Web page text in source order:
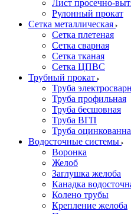
Лист просечно-
Рулонный прокат
Сетка металлическая
Сетка плетеная
Сетка сварная
Сетка тканая
Сетка ЦПВС
Трубный прокат
Труба
Труба профильная
Труба бесшовная
Труба ВГП
Труба
Водосточные системы
Воронка
Желоб
Заглушка желоба
Канадка
Колено трубы
Крепление желоба